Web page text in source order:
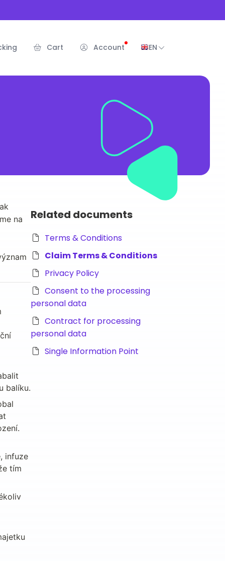
Cart Account EN
na
balíku.
infuze
tím
Related documents
Terms & Conditions
Claim Terms & Conditions
Privacy Policy
Consent to the processing
personal data
Contract for processing
personal data
Single Information Point